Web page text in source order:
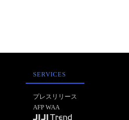
SERVICES
プレスリリース
AFP WAA